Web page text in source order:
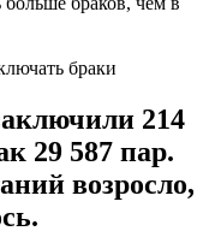
браки
214
29 587 пар.
возросло,